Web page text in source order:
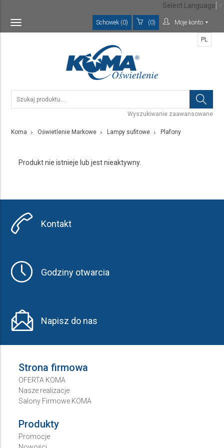
Toggle
navigation
Schowek (0) (0) Moje konto
Wyszukiwanie zaawansowane
PL
Koma Oświetlenie Markowe Lampy sufitowe Plafony
Produkt nie istnieje lub jest nieaktywny.
Kontakt
Godziny otwarcia
Napisz do nas
Strona firmowa
OFERTA KOMA
Nasze realizacje
Salony Firmowe KOMA
Produkty
Promocje
Select Language